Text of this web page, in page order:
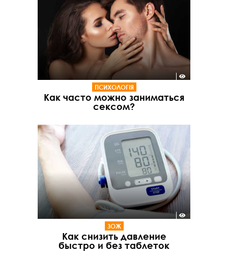
ПСИХОЛОГІЯ
Как часто можно заниматься
сексом?
ЗОЖ
Как снизить давление
быстро и без таблеток